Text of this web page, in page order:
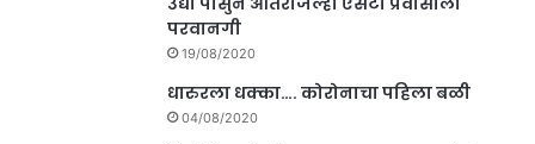
परवानगी
19/08/2020
धारुरला धक्का…. कोरोनाचा पहिला बळी
04/08/2020